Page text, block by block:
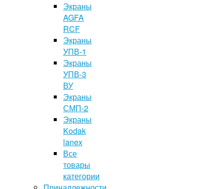
Экраны
AGFA
RCF
Экраны
УПВ-1
Экраны
УПВ-3
ВУ
Экраны
СМП-2
Экраны
Kodak
lanex
Все
товары
категории